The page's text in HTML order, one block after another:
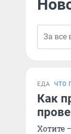
ЕДА ЧТО
Как
Хотите